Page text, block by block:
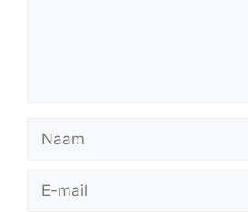
mail